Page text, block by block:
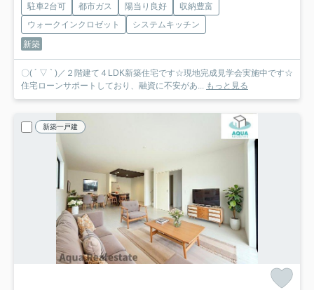
駐車2台可 都市ガス 陽当り良好
収納豊富
ウォークインクロゼット
システムキッチン
新築
〇( ´ ▽ ` )／２階建て４LDK新築住宅です☆現地完成見学会実施中です☆
住宅ローンサポートしており、融資に不安があ...
もっと見る
新築一戸建